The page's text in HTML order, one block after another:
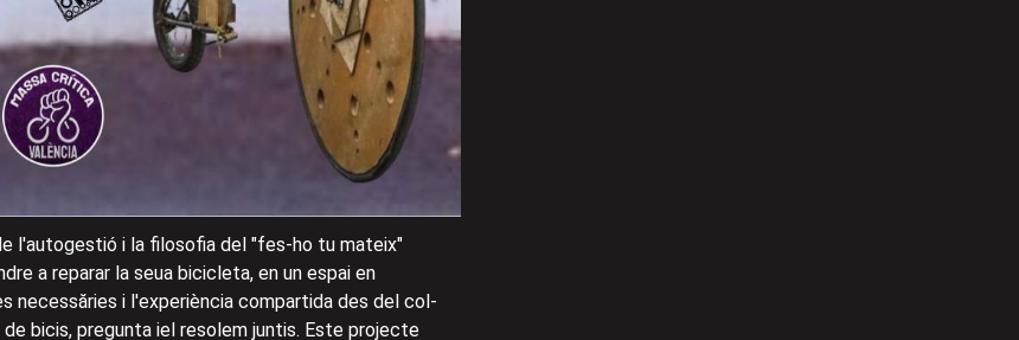
l'autogestió i la filosofia del "fes-ho tu mateix"
a reparar la seua bicicleta, en un espai en
i l'experiència compartida des del col-
bicis, pregunta iel resolem juntis. Este projecte